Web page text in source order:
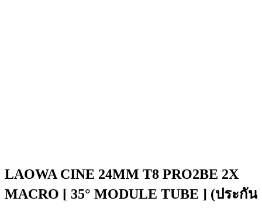
LAOWA CINE 24MM T8 PRO2BE 2X
MACRO [ 35° MODULE TUBE ] (ประกัน